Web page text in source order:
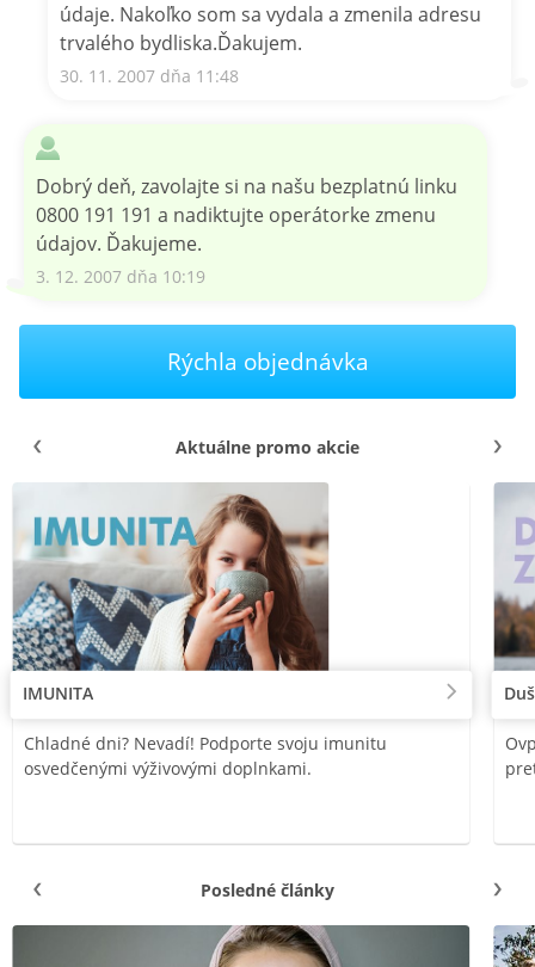
údaje. Nakoľko som sa vydala a zmenila adresu
trvalého bydliska.Ďakujem.
30. 11. 2007 dňa 11:48
Dobrý deň, zavolajte si na našu bezplatnú linku
0800 191 191 a nadiktujte operátorke zmenu
údajov. Ďakujeme.
3. 12. 2007 dňa 10:19
Rýchla objednávka
Aktuálne promo akcie
IMUNITA
Chladné dni? Nevadí! Podporte svoju imunitu
osvedčenými výživovými doplnkami.
Posledné články